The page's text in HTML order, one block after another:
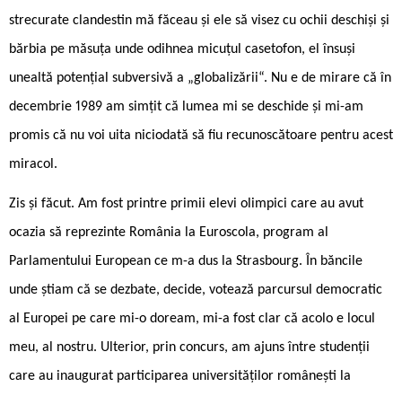
strecurate clandestin mă făceau și ele să visez cu ochii deschiși și
bărbia pe măsuța unde odihnea micuțul casetofon, el însuși
unealtă potențial subversivă a „globalizării“. Nu e de mirare că în
decembrie 1989 am simțit că lumea mi se deschide și mi-am
promis că nu voi uita niciodată să fiu recunoscătoare pentru acest
miracol.
Zis și făcut. Am fost printre primii elevi olimpici care au avut
ocazia să reprezinte România la Euroscola, program al
Parlamentului European ce m-a dus la Strasbourg. În băncile
unde știam că se dezbate, decide, votează parcursul democratic
al Europei pe care mi-o doream, mi-a fost clar că acolo e locul
meu, al nostru. Ulterior, prin concurs, am ajuns între studenții
care au inaugurat participarea universităților românești la